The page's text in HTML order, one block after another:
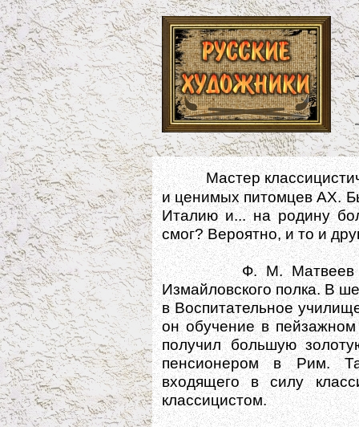
Мастер
и ценимых питомцев АХ.
Италию и... на родину
смог? Вероятно, и то и
Ф. М. Матвеев был
Измайловского полка. В
в Воспитательное
он обучение в
получил большую
пенсионером в Рим.
входящего в силу
классицистом.